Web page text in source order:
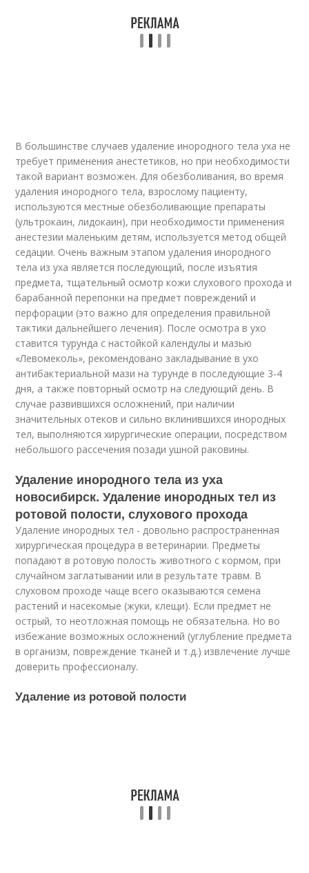
В большинстве случаев удаление инородного тела уха не
требует применения анестетиков, но при необходимости
такой вариант возможен. Для обезболивания, во время
удаления инородного тела, взрослому пациенту,
используются местные обезболивающие препараты
(ультрокаин, лидокаин), при необходимости применения
анестезии маленьким детям, используется метод общей
седации. Очень важным этапом удаления инородного
тела из уха является последующий, после изъятия
предмета, тщательный осмотр кожи слухового прохода и
барабанной перепонки на предмет повреждений и
перфорации (это важно для определения правильной
тактики дальнейшего лечения). После осмотра в ухо
ставится турунда с настойкой календулы и мазью
«Левомеколь», рекомендовано закладывание в ухо
антибактериальной мази на турунде в последующие 3-4
дня, а также повторный осмотр на следующий день. В
случае развившихся осложнений, при наличии
значительных отеков и сильно вклинившихся инородных
тел, выполняются хирургические операции, посредством
небольшого рассечения позади ушной раковины.
Удаление инородного тела из уха
новосибирск. Удаление инородных тел из
ротовой полости, слухового прохода
Удаление инородных тел - довольно распространенная
хирургическая процедура в ветеринарии. Предметы
попадают в ротовую полость животного с кормом, при
случайном заглатывании или в результате травм. В
слуховом проходе чаще всего оказываются семена
растений и насекомые (жуки, клещи). Если предмет не
острый, то неотложная помощь не обязательна. Но во
избежание возможных осложнений (углубление предмета
в организм, повреждение тканей и т.д.) извлечение лучше
доверить профессионалу.
Удаление из ротовой полости